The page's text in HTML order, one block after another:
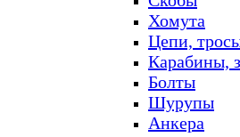
Хомута
Цепи,
Карабины,
Болты
Шурупы
Анкера